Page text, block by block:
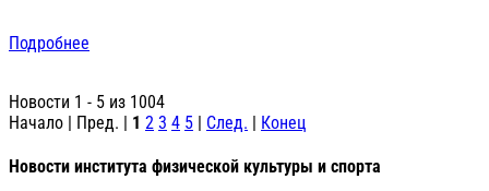
Подробнее
Новости 1 - 5 из 1004
Начало | Пред. | 1 2 3 4 5 | След. | Конец
Новости института физической культуры и спорта